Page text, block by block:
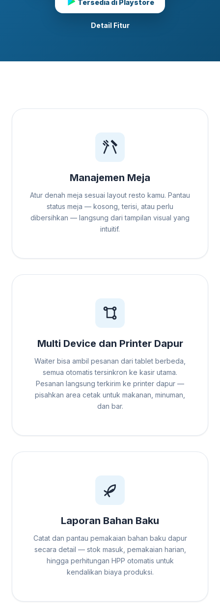
Tersedia di Playstore
Detail Fitur
Manajemen Meja
Atur denah meja sesuai layout resto kamu. Pantau
status meja — kosong, terisi, atau perlu
dibersihkan — langsung dari tampilan visual yang
intuitif.
Multi Device dan Printer Dapur
Waiter bisa ambil pesanan dari tablet berbeda,
semua otomatis tersinkron ke kasir utama.
Pesanan langsung terkirim ke printer dapur —
pisahkan area cetak untuk makanan, minuman,
dan bar.
Laporan Bahan Baku
Catat dan pantau pemakaian bahan baku dapur
secara detail — stok masuk, pemakaian harian,
hingga perhitungan HPP otomatis untuk
kendalikan biaya produksi.